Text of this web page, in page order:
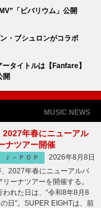
「ビバリウム」公開
・ブシュロンがコラボ
タイトルは【Fanfare】
開
MUSIC NEWS
2027年春にニューアル
ナツアー開催
Ｊ－ＰＯＰ
2026年8月8日
2027年春にニューアルバ
ーナツアーを開催する。
れた日は、“令和8年8月8
日”。SUPER EIGHTは、前